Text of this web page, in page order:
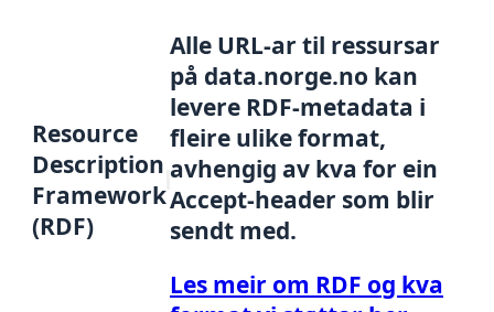
Resource
Description
Framework
(RDF)
Alle URL-ar til ressursar
på data.norge.no kan
levere RDF-metadata i
fleire ulike format,
avhengig av kva for ein
Accept-header som blir
sendt med.
Les meir om RDF og kva